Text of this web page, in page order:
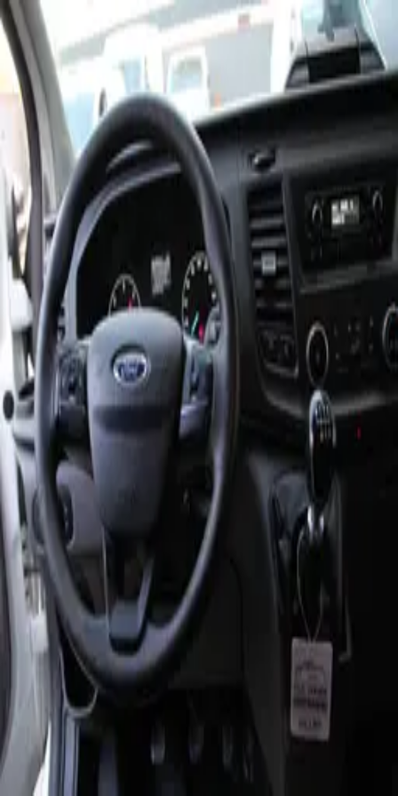
FORDTRANSİT CUSTOM
Kategori: Panelvan
Genislet
Marka:
FORD
Fiyat (aylık örnek):
5.6 Hacim: Hacim: M3
3 kişi
Yakıt: Dizel
Panelvan
Vites: Manuel
Rezervasyon Yap